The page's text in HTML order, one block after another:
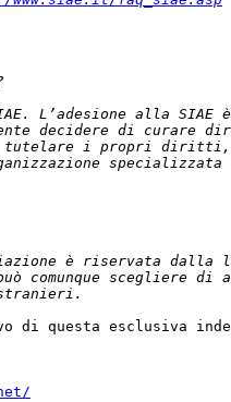
di questa esclusiva